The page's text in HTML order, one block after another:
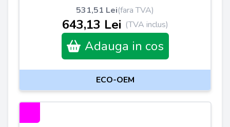
531,51 Lei(fara TVA)
643,13 Lei (TVA inclus)
Adauga in cos
ECO-OEM